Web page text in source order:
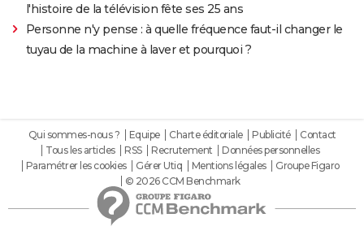
l'histoire de la télévision fête ses 25 ans
Personne n'y pense : à quelle fréquence faut-il changer le
tuyau de la machine à laver et pourquoi ?
Qui sommes-nous ? Equipe Charte éditoriale Publicité
Contact
Tous les articles
RSS Recrutement
Données personnelles
Paramétrer les cookies
Gérer Utiq Mentions légales
Groupe Figaro
© 2026 CCM Benchmark